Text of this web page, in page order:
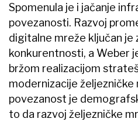
Spomenula je i jačanje
povezanosti. Razvoj
digitalne mreže ključan je
konkurentnosti, a Weber
bržom realizacijom
modernizacije željezničke
povezanost je
to da razvoj željezničke